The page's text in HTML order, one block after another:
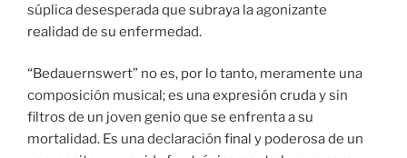
súplica desesperada que subraya la agonizante
realidad de su enfermedad.
“Bedauernswert” no es, por lo tanto, meramente una
composición musical; es una expresión cruda y sin
filtros de un joven genio que se enfrenta a su
mortalidad. Es una declaración final y poderosa de un